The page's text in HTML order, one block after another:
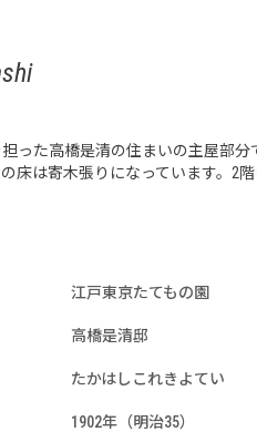
った高橋是清の住まいの主屋部分
床は寄木張りになっています。2
江戸東京たてもの園
高橋是清邸
たかはしこれきよてい
1902年（明治35）